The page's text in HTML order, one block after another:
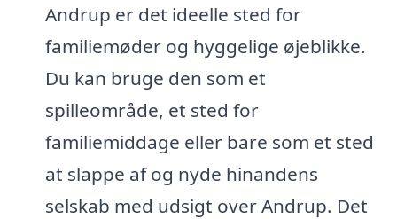
Andrup er det ideelle sted for
familiemøder og hyggelige øjeblikke.
Du kan bruge den som et
spilleområde, et sted for
familiemiddage eller bare som et sted
at slappe af og nyde hinandens
selskab med udsigt over Andrup. Det